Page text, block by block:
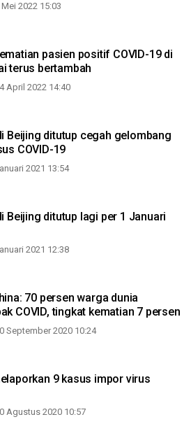
2022 15:03
pasien positif COVID-19 di
terus bertambah
April 2022 14:40
Beijing ditutup cegah gelombang
COVID-19
2021 13:54
Beijing ditutup lagi per 1 Januari
2021 12:38
70 persen warga dunia
COVID, tingkat kematian 7 persen
September 2020 10:24
9 kasus impor virus
Agustus 2020 10:57